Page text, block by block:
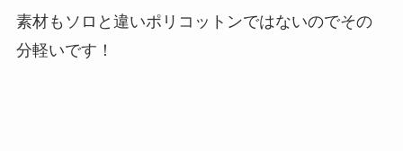
素材もソロと違いポリコットンではないのでその
分軽いです！